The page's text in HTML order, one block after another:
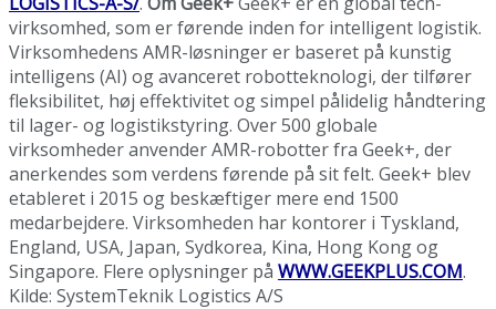
virksomhed, som er førende inden for intelligent logistik.
Virksomhedens AMR-løsninger er baseret på kunstig
intelligens (AI) og avanceret robotteknologi, der tilfører
fleksibilitet, høj effektivitet og simpel pålidelig håndtering
til lager- og logistikstyring. Over 500 globale
virksomheder anvender AMR-robotter fra Geek+, der
anerkendes som verdens førende på sit felt. Geek+ blev
etableret i 2015 og beskæftiger mere end 1500
medarbejdere. Virksomheden har kontorer i Tyskland,
England, USA, Japan, Sydkorea, Kina, Hong Kong og
Singapore. Flere oplysninger på WWW.GEEKPLUS.COM.
Kilde: SystemTeknik Logistics A/S